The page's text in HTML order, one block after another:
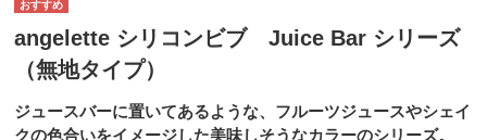
angelette シリコンビブ Juice Bar シリーズ
（無地タイプ）
ジュースバーに置いてあるような、フルーツジュースやシェイ
クの色合いをイメージした美味しそうなカラーのシリーズ。